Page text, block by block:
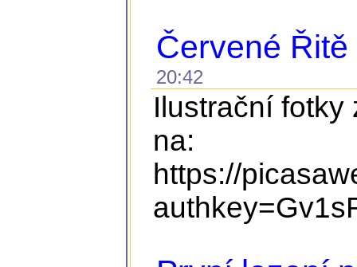
Červené
20:42
Ilustrační fotky
na:
https://